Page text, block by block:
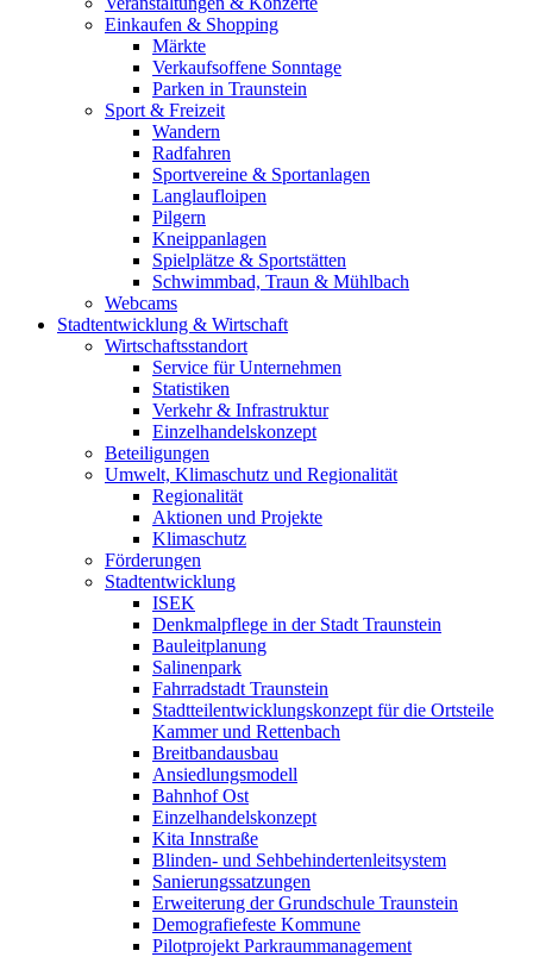
Einkaufen & Shopping
Märkte
Verkaufsoffene Sonntage
Parken in Traunstein
Sport & Freizeit
Wandern
Radfahren
Sportvereine & Sportanlagen
Langlaufloipen
Pilgern
Kneippanlagen
Spielplätze & Sportstätten
Schwimmbad, Traun & Mühlbach
Webcams
Stadtentwicklung & Wirtschaft
Wirtschaftsstandort
Service für Unternehmen
Statistiken
Verkehr & Infrastruktur
Einzelhandelskonzept
Beteiligungen
Umwelt, Klimaschutz und Regionalität
Regionalität
Aktionen und Projekte
Klimaschutz
Förderungen
Stadtentwicklung
ISEK
Denkmalpflege in der Stadt Traunstein
Bauleitplanung
Salinenpark
Fahrradstadt Traunstein
Stadtteilentwicklungskonzept für die Ortsteile
Kammer und Rettenbach
Breitbandausbau
Ansiedlungsmodell
Bahnhof Ost
Einzelhandelskonzept
Kita Innstraße
Blinden- und Sehbehindertenleitsystem
Sanierungssatzungen
Erweiterung der Grundschule Traunstein
Demografiefeste Kommune
Pilotprojekt Parkraummanagement